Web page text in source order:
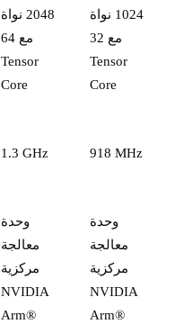
2048 نواة
مع 64
Tensor
Core
1024 نواة
مع 32
Tensor
Core
1.3 GHz 918 MHz
وحدة
معالجة
مركزية
NVIDIA
Arm®
وحدة
معالجة
مركزية
NVIDIA
Arm®